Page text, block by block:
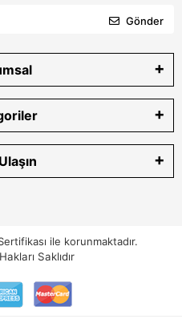
Gönder
ile korunmaktadır.
Saklıdır